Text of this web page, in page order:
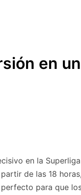
en
en la
de las 18
para que